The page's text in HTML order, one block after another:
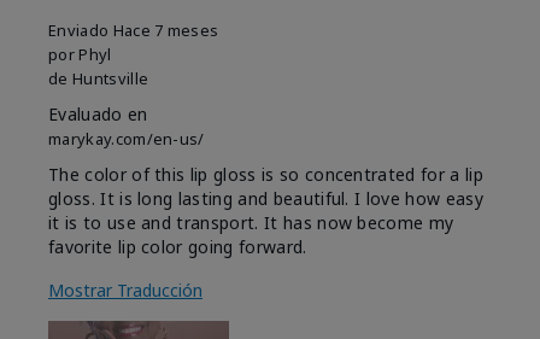
Enviado Hace 7 meses
por Phyl
de Huntsville
Evaluado en
marykay.com/en-us/
The color of this lip gloss is so concentrated for a lip
gloss. It is long lasting and beautiful. I love how easy
it is to use and transport. It has now become my
favorite lip color going forward.
Mostrar Traducción